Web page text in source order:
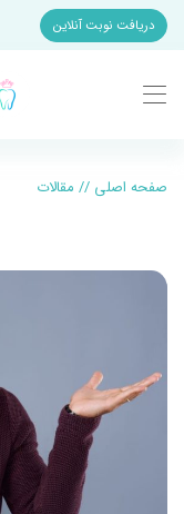
دریافت نوبت آنلاین
صفحه اصلی // مقالات